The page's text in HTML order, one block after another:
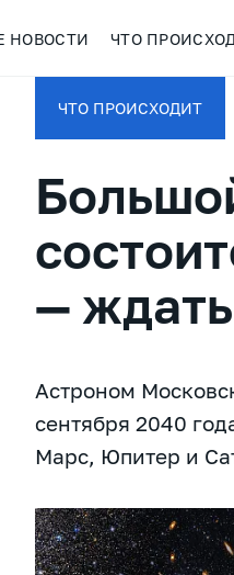
НОВОСТИ ЧТО
ЧТО ПРОИСХОДИТ
— ждать
Астроном
сентября 2040
Марс, Юпитер и